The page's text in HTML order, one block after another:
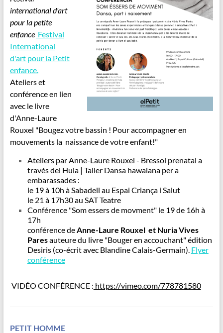
international d'art
pour la petite
enfance Festival
International
d'art pour la Petit
enfance.
Ateliers et
conférence en lien
avec le livre
d'Anne-Laure
Rouxel "Bougez votre bassin ! Pour accompagner en
mouvements la naissance de votre enfant!"
Ateliers par Anne-Laure Rouxel - Bressol prenatal a
través del Hula | Taller Dansa hawaiana per a
embarassades :
le 19 à 10h à Sabadell au Espai Criança i Salut
le 21 à 17h30 au SAT Teatre
Conférence "Som essers de movment" le 19 de 16h à
17h
conférence deAnne-Laure Rouxel et Nuria Vives
Paresauteure du livre "Bouger en accouchant" édition
Desiris (co-écrit avec Blandine Calais-Germain). Flyer
conférence
VIDÉO CONFÉRENCE : https://vimeo.com/778781580
PETIT HOMME